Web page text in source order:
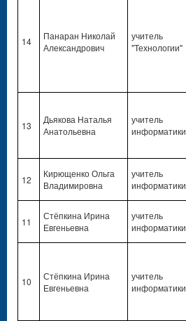
14
Панаран Николай
Александрович
учитель
"Технологии"
13
Дьякова Наталья
Анатольевна
учитель
информатики
12
Кирющенко Ольга
Владимировна
учитель
информатики
11
Стёпкина Ирина
Евгеньевна
учитель
информатики
10
Стёпкина Ирина
Евгеньевна
учитель
информатики